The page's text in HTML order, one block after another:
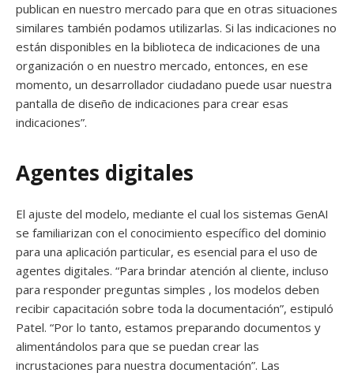
publican en nuestro mercado para que en otras situaciones
similares también podamos utilizarlas. Si las indicaciones no
están disponibles en la biblioteca de indicaciones de una
organización o en nuestro mercado, entonces, en ese
momento, un desarrollador ciudadano puede usar nuestra
pantalla de diseño de indicaciones para crear esas
indicaciones”.
Agentes digitales
El ajuste del modelo, mediante el cual los sistemas GenAI
se familiarizan con el conocimiento específico del dominio
para una aplicación particular, es esencial para el uso de
agentes digitales. “Para brindar atención al cliente, incluso
para responder preguntas simples , los modelos deben
recibir capacitación sobre toda la documentación”, estipuló
Patel. “Por lo tanto, estamos preparando documentos y
alimentándolos para que se puedan crear las
incrustaciones para nuestra documentación”. Las